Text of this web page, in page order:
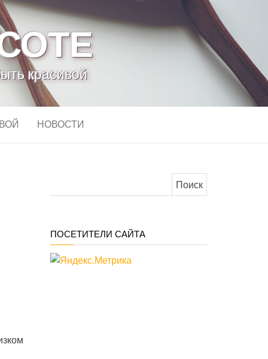
красивой
НОВОСТИ
ПОСЕТИТЕЛИ САЙТА